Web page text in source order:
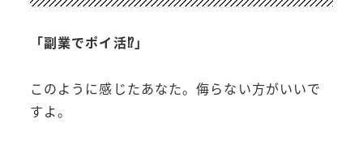
「副業でポイ活⁉︎」
このように感じたあなた。侮らない方がいいで
すよ。